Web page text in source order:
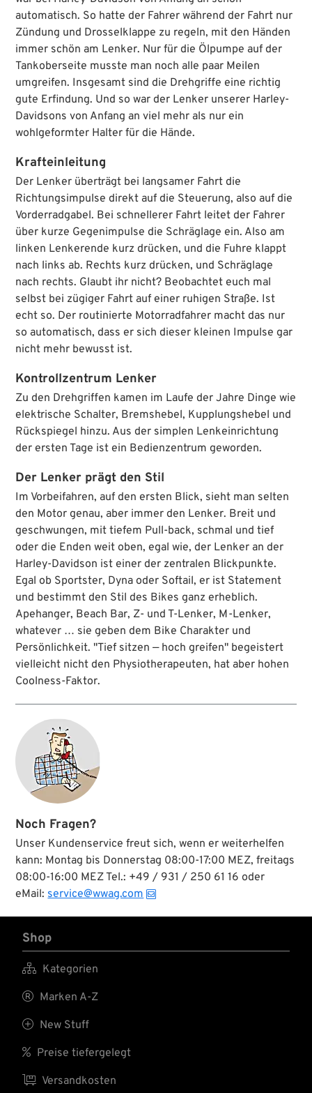
automatisch. So hatte der Fahrer während der Fahrt nur
Zündung und Drosselklappe zu regeln, mit den Händen
immer schön am Lenker. Nur für die Ölpumpe auf der
Tankoberseite musste man noch alle paar Meilen
umgreifen. Insgesamt sind die Drehgriffe eine richtig
gute Erfindung. Und so war der Lenker unserer Harley-
Davidsons von Anfang an viel mehr als nur ein
wohlgeformter Halter für die Hände.
Krafteinleitung
Der Lenker überträgt bei langsamer Fahrt die
Richtungsimpulse direkt auf die Steuerung, also auf die
Vorderradgabel. Bei schnellerer Fahrt leitet der Fahrer
über kurze Gegenimpulse die Schräglage ein. Also am
linken Lenkerende kurz drücken, und die Fuhre klappt
nach links ab. Rechts kurz drücken, und Schräglage
nach rechts. Glaubt ihr nicht? Beobachtet euch mal
selbst bei zügiger Fahrt auf einer ruhigen Straße. Ist
echt so. Der routinierte Motorradfahrer macht das nur
so automatisch, dass er sich dieser kleinen Impulse gar
nicht mehr bewusst ist.
Kontrollzentrum Lenker
Zu den Drehgriffen kamen im Laufe der Jahre Dinge wie
elektrische Schalter, Bremshebel, Kupplungshebel und
Rückspiegel hinzu. Aus der simplen Lenkeinrichtung
der ersten Tage ist ein Bedienzentrum geworden.
Der Lenker prägt den Stil
Im Vorbeifahren, auf den ersten Blick, sieht man selten
den Motor genau, aber immer den Lenker. Breit und
geschwungen, mit tiefem Pull-back, schmal und tief
oder die Enden weit oben, egal wie, der Lenker an der
Harley-Davidson ist einer der zentralen Blickpunkte.
Egal ob Sportster, Dyna oder Softail, er ist Statement
und bestimmt den Stil des Bikes ganz erheblich.
Apehanger, Beach Bar, Z- und T-Lenker, M-Lenker,
whatever … sie geben dem Bike Charakter und
Persönlichkeit. "Tief sitzen — hoch greifen" begeistert
vielleicht nicht den Physiotherapeuten, hat aber hohen
Coolness-Faktor.
Noch Fragen?
Unser Kundenservice freut sich, wenn er weiterhelfen
kann: Montag bis Donnerstag 08:00-17:00 MEZ, freitags
08:00-16:00 MEZ Tel.: +49 / 931 / 250 61 16 oder
eMail: service@wwag.com
Shop
 Kategorien
 Marken A-Z
 New Stuff
 Preise tiefergelegt
 Versandkosten